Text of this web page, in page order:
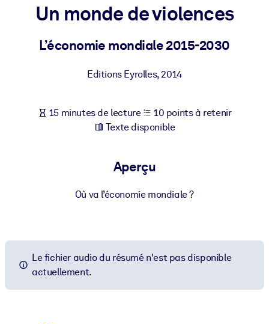
PAR SYSTÈME
Intégrez des connaissances vérifiées et concises dans votre
Pour bibliothèques d'entreprise
Enrichissez votre bibliothèque d'entreprise avec des
Pour les systèmes d’IA
structurées pour améliorer les résultats.
Un monde de violences
L’économie mondiale 2015-2030
Editions Eyrolles,2014
15 minutes de lecture
10 points à retenir
Texte disponible
Aperçu
Où va l’économie mondiale ?
Le fichier audio du résumé n'est pas disponible
actuellement.